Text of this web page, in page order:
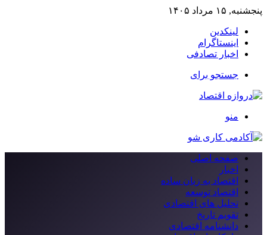
پنجشنبه, ۱۵ مرداد ۱۴۰۵
لینکدین
اینستاگرام
اخبار تصادفی
جستجو برای
منو
صفحه اصلی
اخبار
اقتصاد به زبان ساده
اقتصاد توسعه
تحلیل های اقتصادی
تقویم تاریخ
دانشنامه اقتصادی